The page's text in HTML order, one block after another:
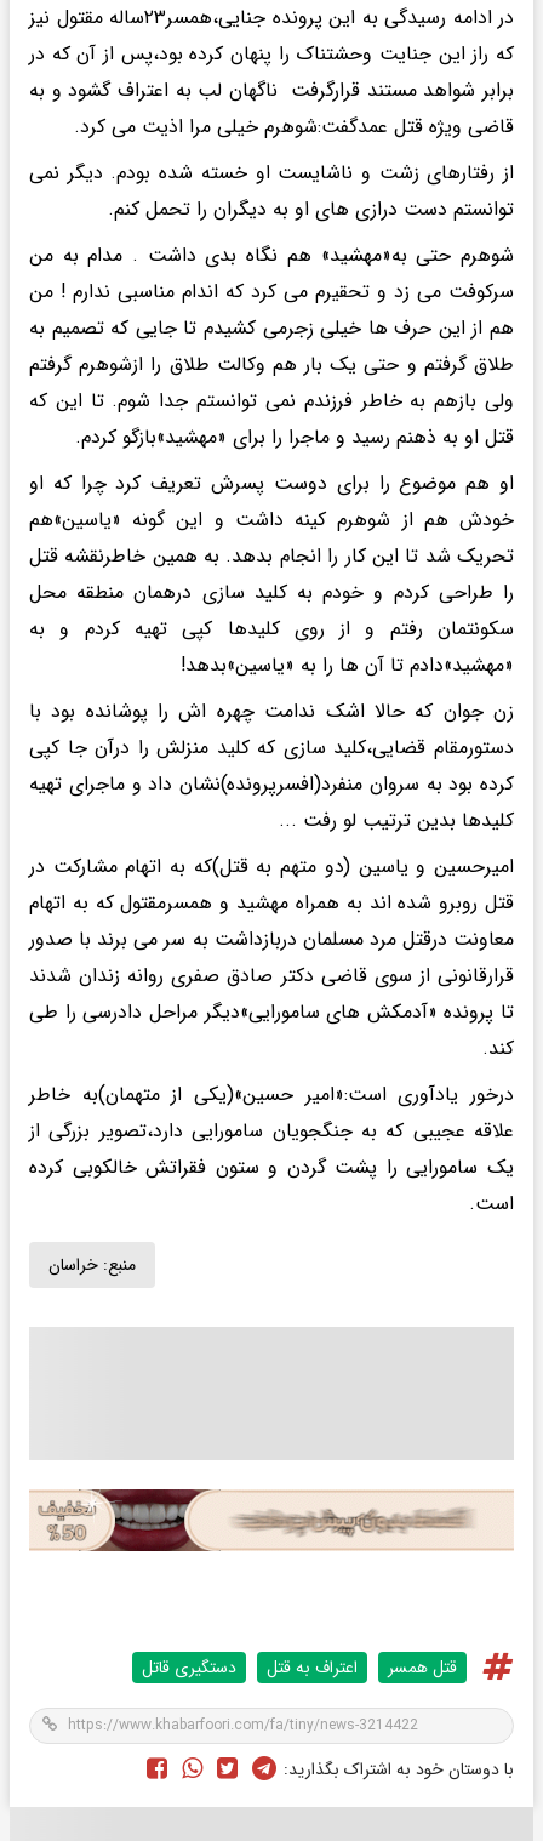
در ادامه رسیدگی به این پرونده جنایی،همسر۲۳ساله مقتول نیز
که راز این جنایت وحشتناک را پنهان کرده بود،پس از آن که در
برابر شواهد مستند قرارگرفت ناگهان لب به اعتراف گشود و به
قاضی ویژه قتل عمدگفت:شوهرم خیلی مرا اذیت می کرد.
از رفتارهای زشت و ناشایست او خسته شده بودم. دیگر نمی
توانستم دست درازی های او به دیگران را تحمل کنم.
شوهرم حتی به«مهشید» هم نگاه بدی داشت . مدام به من
سرکوفت می زد و تحقیرم می کرد که اندام مناسبی ندارم ! من
هم از این حرف ها خیلی زجرمی کشیدم تا جایی که تصمیم به
طلاق گرفتم و حتی یک بار هم وکالت طلاق را ازشوهرم گرفتم
ولی بازهم به خاطر فرزندم نمی توانستم جدا شوم. تا این که
قتل او به ذهنم رسید و ماجرا را برای «مهشید»بازگو کردم.
او هم موضوع را برای دوست پسرش تعریف کرد چرا که او
خودش هم از شوهرم کینه داشت و این گونه «یاسین»هم
تحریک شد تا این کار را انجام بدهد. به همین خاطرنقشه قتل
را طراحی کردم و خودم به کلید سازی درهمان منطقه محل
سکونتمان رفتم و از روی کلیدها کپی تهیه کردم و به
«مهشید»دادم تا آن ها را به «یاسین»بدهد!
زن جوان که حالا اشک ندامت چهره اش را پوشانده بود با
دستورمقام قضایی،کلید سازی که کلید منزلش را درآن جا کپی
کرده بود به سروان منفرد(افسرپرونده)نشان داد و ماجرای تهیه
کلیدها بدین ترتیب لو رفت ...
امیرحسین و یاسین (دو متهم به قتل)که به اتهام مشارکت در
قتل روبرو شده اند به همراه مهشید و همسرمقتول که به اتهام
معاونت درقتل مرد مسلمان دربازداشت به سر می برند با صدور
قرارقانونی از سوی قاضی دکتر صادق صفری روانه زندان شدند
تا پرونده «آدمکش های سامورایی»دیگر مراحل دادرسی را طی
کند.
درخور یادآوری است:«امیر حسین»(یکی از متهمان)به خاطر
علاقه عجیبی که به جنگجویان سامورایی دارد،تصویر بزرگی از
یک سامورایی را پشت گردن و ستون فقراتش خالکوبی کرده
است.
منبع: خراسان
قتل همسر اعتراف به قتل دستگیری قاتل
با دوستان خود به اشتراک بگذارید: